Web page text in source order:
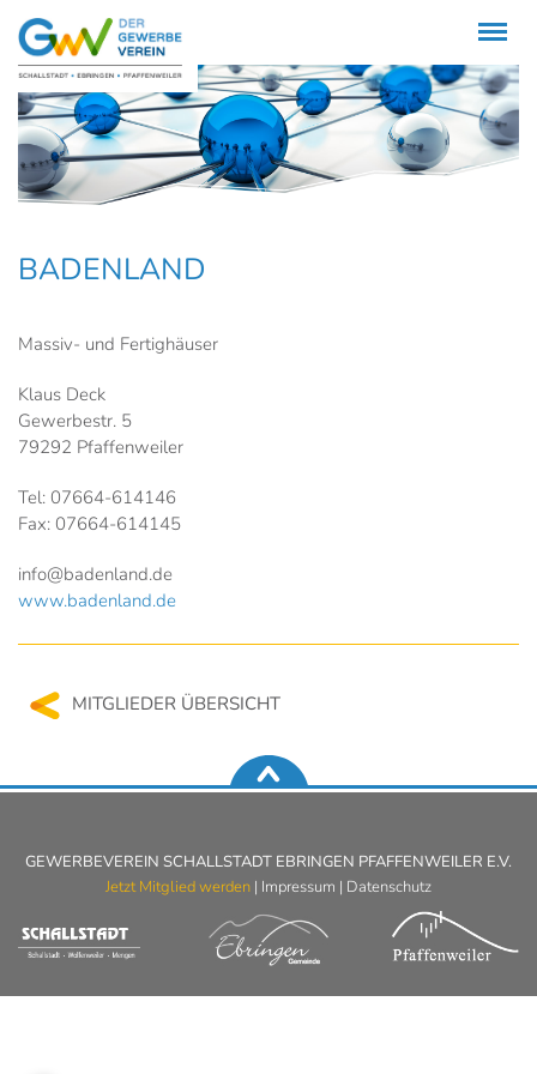
Menü
BADENLAND
Massiv- und Fertighäuser
Klaus Deck
Gewerbestr. 5
79292 Pfaffenweiler
Tel: 07664-614146
Fax: 07664-614145
info@badenland.de
www.badenland.de
MITGLIEDER ÜBERSICHT
GEWERBEVEREIN SCHALLSTADT EBRINGEN PFAFFENWEILER E.V.
Jetzt Mitglied werden | Impressum | Datenschutz